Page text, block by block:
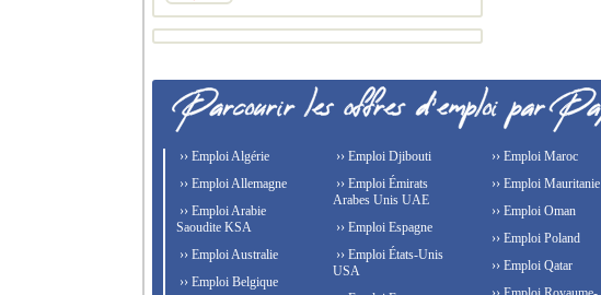
›› Emploi Algérie
›› Emploi Allemagne
›› Emploi Arabie
Saoudite KSA
›› Emploi Australie
›› Emploi Belgique
›› Emploi Djibouti
›› Emploi Émirats
Arabes Unis UAE
›› Emploi Espagne
›› Emploi États-Unis
USA
›› Emploi Maroc
›› Emploi Mauritanie
›› Emploi Oman
›› Emploi Poland
›› Emploi Qatar